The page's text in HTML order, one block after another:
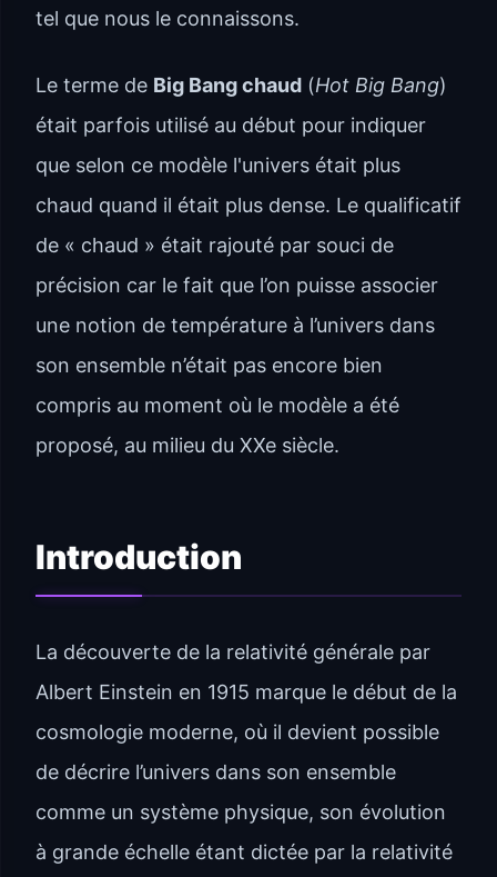
tel que nous le connaissons.
Le terme de Big Bang chaud (Hot Big Bang)
était parfois utilisé au début pour indiquer
que selon ce modèle l'univers était plus
chaud quand il était plus dense. Le qualificatif
de « chaud » était rajouté par souci de
précision car le fait que l’on puisse associer
une notion de température à l’univers dans
son ensemble n’était pas encore bien
compris au moment où le modèle a été
proposé, au milieu du XXe siècle.
Introduction
La découverte de la relativité générale par
Albert Einstein en 1915 marque le début de la
cosmologie moderne, où il devient possible
de décrire l’univers dans son ensemble
comme un système physique, son évolution
à grande échelle étant dictée par la relativité